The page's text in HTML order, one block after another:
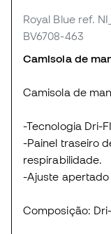
Royal Blue ref.
BV6708-463
Camisola de
Camisola de
-Tecnologia Dri-
-Painel traseiro
respirabilidade.
-Ajuste apertado
Composição: